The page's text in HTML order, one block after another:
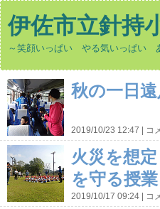
伊佐市立針持
～笑顔いっぱい やる気いっぱい
秋の一日
2019/10/23 12:47 コ
火災を想
を守る授業
2019/10/17 09:24 コ